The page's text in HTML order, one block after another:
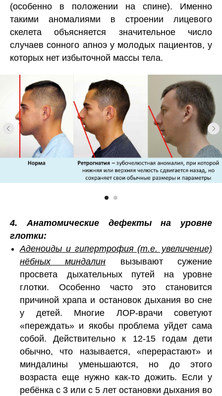
(особенно в положении на спине). Именно
такими аномалиями в строении лицевого
скелета объясняется значительное число
случаев сонного апноэ у молодых пациентов, у
которых нет избыточной массы тела.
4. Анатомические дефекты на уровне
глотки:
Аденоиды и гипертрофия (т.е. увеличение)
нёбных миндалин вызывают сужение
просвета дыхательных путей на уровне
глотки. Особенно часто это становится
причиной храпа и остановок дыхания во сне
у детей. Многие ЛОР-врачи советуют
«переждать» и якобы проблема уйдет сама
собой. Действительно к 12-15 годам дети
обычно, что называется, «перерастают» и
миндалины уменьшаются, но до этого
возраста еще нужно как-то дожить. Если у
ребёнка с 3 или с 5 лет остановки дыхания во